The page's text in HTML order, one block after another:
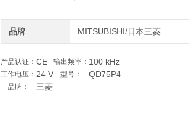
品牌 MITSUBISHI/日本三菱
产品认证： CE 输出频率： 100 kHz
工作电压： 24 V 型号： QD75P4
品牌： 三菱